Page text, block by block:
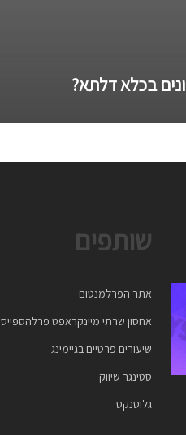
בכלא דלתא?
שותפים
אתר הפרלמנטום
אחסון שרתי מיינקראפט פרלהספייס
שיעורים פרטיים בגיימינג
סטינגר שיווק
גלוטנקס